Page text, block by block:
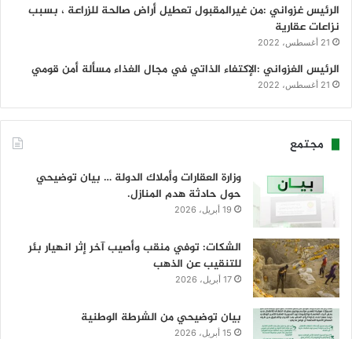
الرئيس غزواني :من غيرالمقبول تعطيل أراض صالحة للزراعة ، بسبب
نزاعات عقارية
21 أغسطس، 2022
الرئيس الغزواني :الإكتفاء الذاتي في مجال الغذاء مسألة أمن قومي
21 أغسطس، 2022
مجتمع
وزارة العقارات وأملاك الدولة … بيان توضيحي
حول حادثة هدم المنازل.
19 أبريل، 2026
الشكات: توفي منقب وأصيب آخر إثر انهيار بئر
للتنقيب عن الذهب
17 أبريل، 2026
بيان توضيحي من الشرطة الوطنية
15 أبريل، 2026